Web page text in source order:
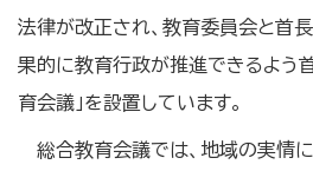
法律が改正され、教育委員会と首
果的に教育行政が推進できるよう
育会議」を設置しています。
総合教育会議では、地域の実情